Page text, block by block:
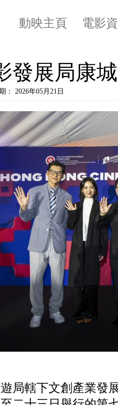
動映主頁 電影
發展局康
： 2026年05月21日
局轄下文創產業發